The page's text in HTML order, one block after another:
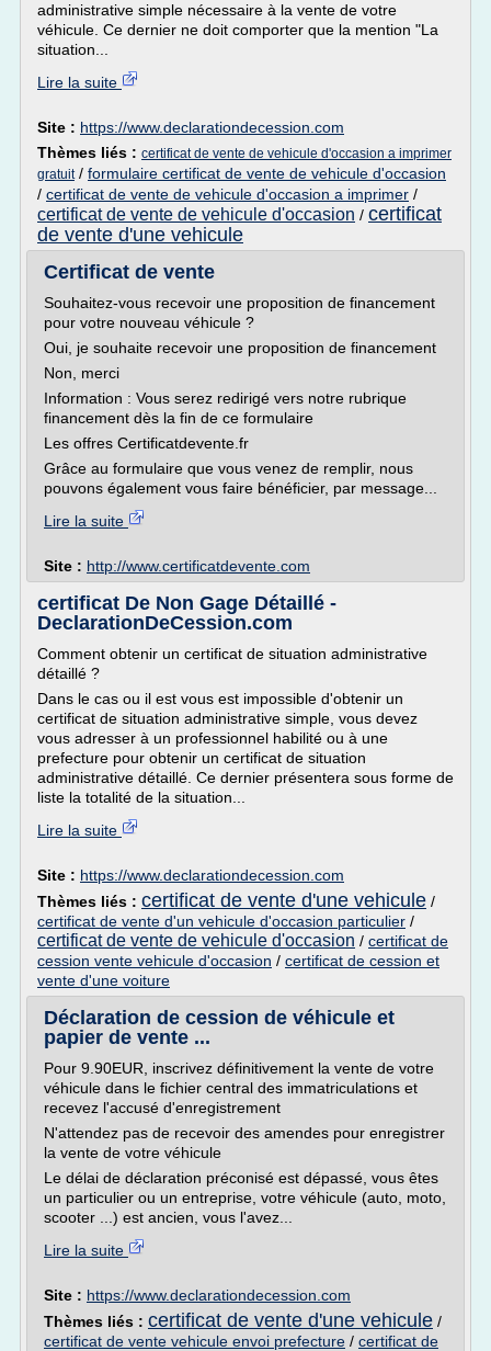
administrative simple nécessaire à la vente de votre
véhicule. Ce dernier ne doit comporter que la mention "La
situation...
Lire la suite
Site : https://www.declarationdecession.com
Thèmes liés : certificat de vente de vehicule d'occasion a imprimer
gratuit/ formulaire certificat de vente de vehicule d'occasion
/ certificat de vente de vehicule d'occasion a imprimer /
certificat de vente de vehicule d'occasion / certificat
de vente d'une vehicule
Certificat de vente
Souhaitez-vous recevoir une proposition de financement
pour votre nouveau véhicule ?
Oui, je souhaite recevoir une proposition de financement
Non, merci
Information : Vous serez redirigé vers notre rubrique
financement dès la fin de ce formulaire
Les offres Certificatdevente.fr
Grâce au formulaire que vous venez de remplir, nous
pouvons également vous faire bénéficier, par message...
Lire la suite
Site : http://www.certificatdevente.com
certificat De Non Gage Détaillé -
DeclarationDeCession.com
Comment obtenir un certificat de situation administrative
détaillé ?
Dans le cas ou il est vous est impossible d'obtenir un
certificat de situation administrative simple, vous devez
vous adresser à un professionnel habilité ou à une
prefecture pour obtenir un certificat de situation
administrative détaillé. Ce dernier présentera sous forme de
liste la totalité de la situation...
Lire la suite
Site : https://www.declarationdecession.com
Thèmes liés : certificat de vente d'une vehicule /
certificat de vente d'un vehicule d'occasion particulier /
certificat de vente de vehicule d'occasion / certificat de
cession vente vehicule d'occasion / certificat de cession et
vente d'une voiture
Déclaration de cession de véhicule et
papier de vente ...
Pour 9.90EUR, inscrivez définitivement la vente de votre
véhicule dans le fichier central des immatriculations et
recevez l'accusé d'enregistrement
N'attendez pas de recevoir des amendes pour enregistrer
la vente de votre véhicule
Le délai de déclaration préconisé est dépassé, vous êtes
un particulier ou un entreprise, votre véhicule (auto, moto,
scooter ...) est ancien, vous l'avez...
Lire la suite
Site : https://www.declarationdecession.com
Thèmes liés : certificat de vente d'une vehicule /
certificat de vente vehicule envoi prefecture / certificat de